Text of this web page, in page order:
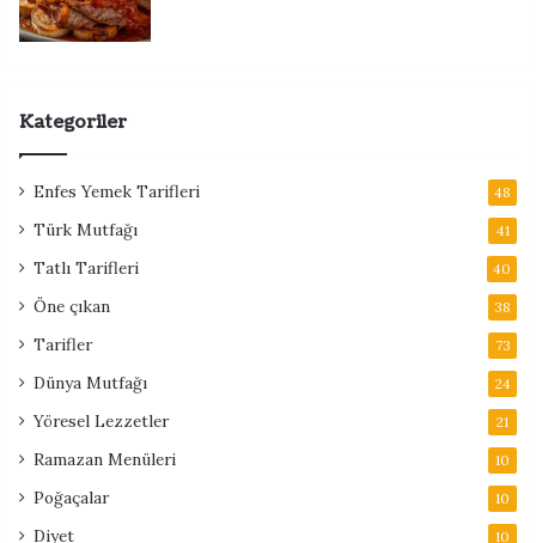
Kategoriler
Enfes Yemek Tarifleri 48
Türk Mutfağı 41
Tatlı Tarifleri 40
Öne çıkan 38
Tarifler 73
Dünya Mutfağı 24
Yöresel Lezzetler 21
Ramazan Menüleri 10
Poğaçalar 10
Diyet 10